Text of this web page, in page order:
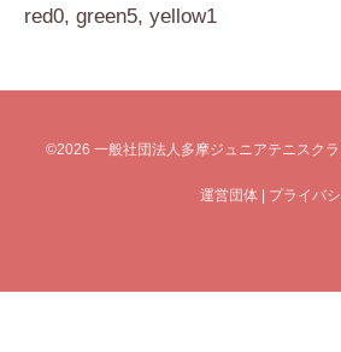
red0, green5, yellow1
©2026 一般社団法人多摩ジュニアテニスク
運営団体 | プライバ